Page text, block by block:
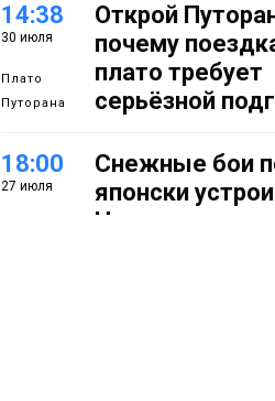
14:38
30 июля
Плато
Путорана
Открой
почему
плато требует
серьёзной
18:00
27 июля
Снежные бои
японски
Норильске